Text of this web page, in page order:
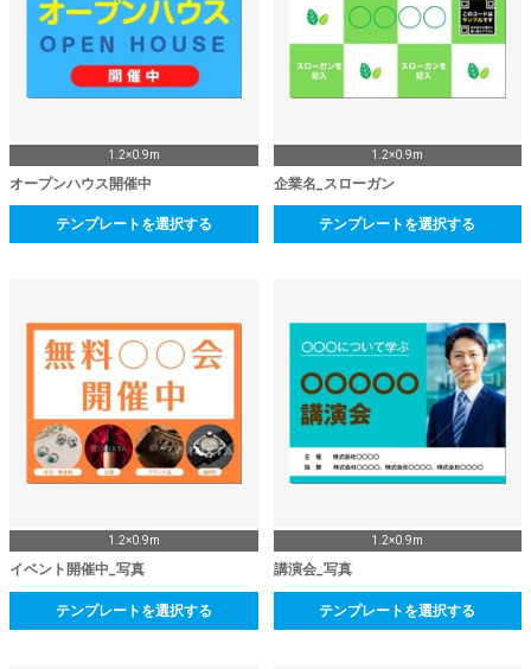
1.2×0.9m
オープンハウス開催中
テンプレートを選択する
1.2×0.9m
企業名_スローガン
テンプレートを選択する
1.2×0.9m
イベント開催中_写真
テンプレートを選択する
1.2×0.9m
講演会_写真
テンプレートを選択する